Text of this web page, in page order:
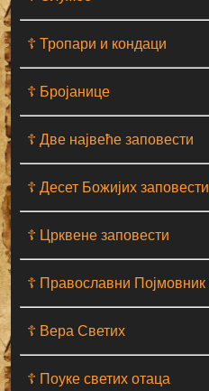
☦ Тропари и кондаци
☦ Бројанице
☦ Две највеће заповести
☦ Десет Божијих заповести
☦ Црквене заповести
☦ Православни Појмовник
☦ Вера Светих
☦ Поуке светих отаца